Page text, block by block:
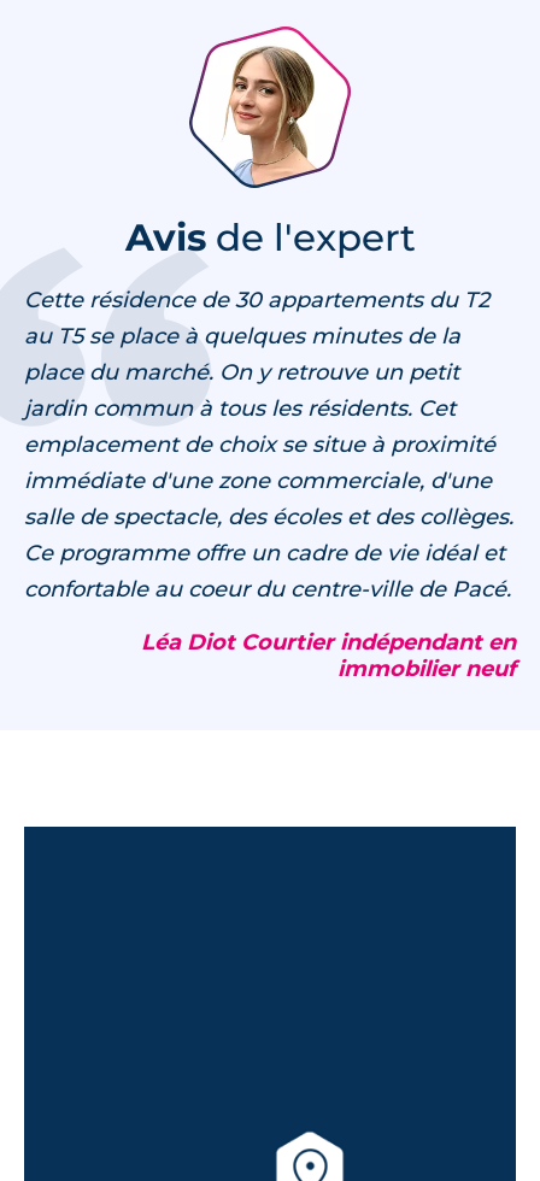
Avisde l'expert
Cette résidence de 30 appartements du T2
au T5 se place à quelques minutes de la
place du marché. On y retrouve un petit
jardin commun à tous les résidents. Cet
emplacement de choix se situe à proximité
immédiate d'une zone commerciale, d'une
salle de spectacle, des écoles et des collèges.
Ce programme offre un cadre de vie idéal et
confortable au coeur du centre-ville de Pacé.
Léa Diot Courtier indépendant en
immobilier neuf